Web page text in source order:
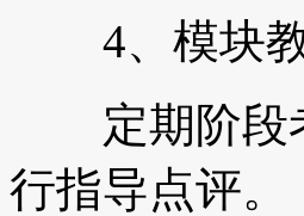
4、模块教
定期阶段考
行指导点评。